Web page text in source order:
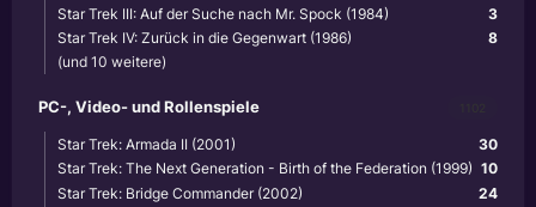
3
Star Trek III: Auf der Suche nach Mr. Spock (1984)
8
Star Trek IV: Zurück in die Gegenwart (1986)
(und 10 weitere)
PC-, Video- und Rollenspiele
30
Star Trek: Armada II (2001)
10
Star Trek: The Next Generation - Birth of the Federation (1999)
24
Star Trek: Bridge Commander (2002)